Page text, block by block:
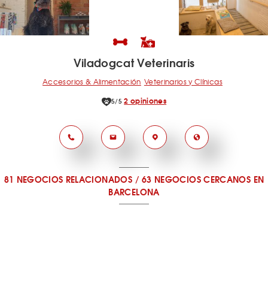
Viladogcat Veterinaris
Accesorios & Alimentación Veterinarios y Clínicas
5/5 2 opiniones
81 NEGOCIOS RELACIONADOS/63 NEGOCIOS CERCANOS EN
BARCELONA